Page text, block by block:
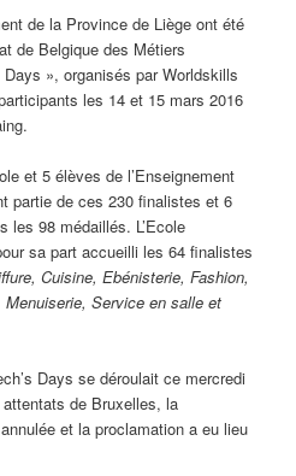
de la Province de Liège ont été
de Belgique des Métiers
», organisés par Worldskills
les 14 et 15 mars 2016
et 5 élèves de l’Enseignement
partie de ces 230 finalistes et 6
les 98 médaillés. L’Ecole
sa part accueilli les 64 finalistes
Cuisine, Ebénisterie, Fashion,
Service en salle et
Days se déroulait ce mercredi
de Bruxelles, la
et la proclamation a eu lieu